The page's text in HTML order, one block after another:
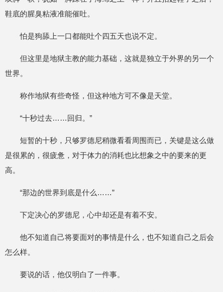
鞋底的腥臭粘液准能催吐。
怕是狗舔上一口都能吐个四五天也说不定。
但这里是地狱主教的能力基础，这就是独立于外界的另一个
世界。
称作地狱有些奇怪，但这种地方可不像是天堂。
“十秒过去……回归。”
短暂的十秒，只够罗德尼稍微看看周围而已，关键是这么做
是很累的，很疲惫，对于体力的消耗也比想象之中的要来的更
高。
“那边的世界到底是什么……”
下定决心的罗德尼，心中却还是有着不安。
他不知道自己将要面对的事情是什么，也不知道自己之后会
怎么样。
要说的话，他仅明白了一件事。